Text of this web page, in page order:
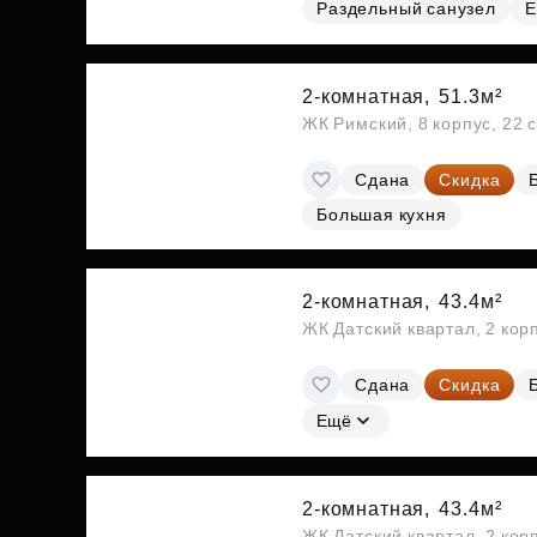
Раздельный санузел
2-комнатная, 51.3м²
ЖК Римский, 8 корпус, 22
Сдана Скидка
Большая кухня
2-комнатная, 43.4м²
ЖК Датский квартал, 2
Сдана Скидка
Ещё
2-комнатная, 43.4м²